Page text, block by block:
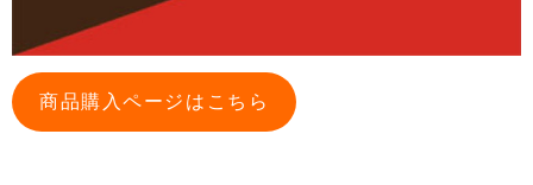
商品購入ページはこちら